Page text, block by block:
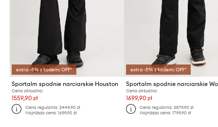
extra -5% z kodem: OFF*
Sportalm spodnie narciarskie Houston
Cena aktualna:
1559,90 zł
Cena regularna:2449,90 zł
Najniższa cena:1639,90 zł
extra -5% z kodem: OFF*
Sportalm spodnie narciarskie
Cena aktualna:
1699,90 zł
Cena regularna: 2579,90 zł
Najniższa cena: 1799,90 zł